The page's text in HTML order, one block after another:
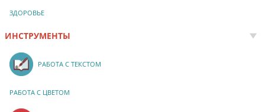
ЗДОРОВЬЕ
ИНСТРУМЕНТЫ
РАБОТА С ТЕКСТОМ
РАБОТА С ЦВЕТОМ